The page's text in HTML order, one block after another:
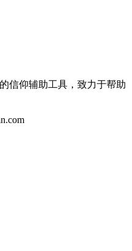
信仰辅助工具，致力于帮助